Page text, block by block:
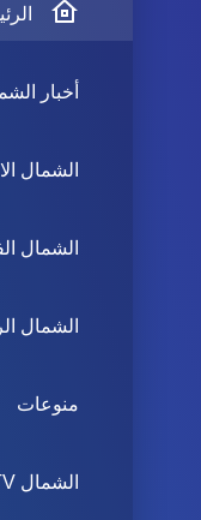
أخبار
الشمال
الشمال
الشمال
منوعات
الشمال TV